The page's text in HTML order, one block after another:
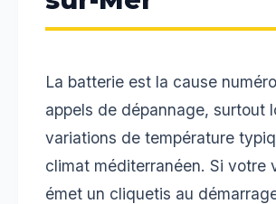
La batterie est la cause
appels de dépannage, surtout
variations de température
climat méditerranéen. Si votre
émet un cliquetis au